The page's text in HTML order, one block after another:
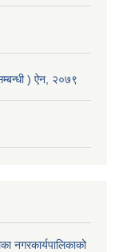
) ऐन, २०७९
नगरकार्यपालिकाको